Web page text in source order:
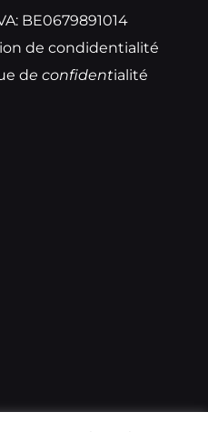
BE0679891014
de condidentialité
de confidentialité